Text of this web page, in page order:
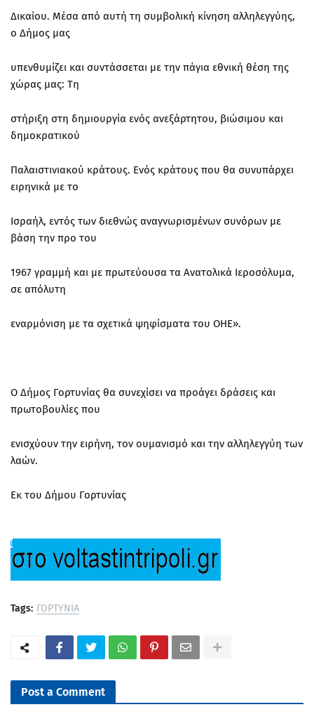
Δικαίου. Μέσα από αυτή τη συμβολική κίνηση αλληλεγγύης,
ο Δήμος μας
υπενθυμίζει και συντάσσεται με την πάγια εθνική θέση της
χώρας μας: Τη
στήριξη στη δημιουργία ενός ανεξάρτητου, βιώσιμου και
δημοκρατικού
Παλαιστινιακού κράτους. Ενός κράτους που θα συνυπάρχει
ειρηνικά με το
Ισραήλ, εντός των διεθνώς αναγνωρισμένων συνόρων με
βάση την προ του
1967 γραμμή και με πρωτεύουσα τα Ανατολικά Ιεροσόλυμα,
σε απόλυτη
εναρμόνιση με τα σχετικά ψηφίσματα του ΟΗΕ».
Ο Δήμος Γορτυνίας θα συνεχίσει να προάγει δράσεις και
πρωτοβουλίες που
ενισχύουν την ειρήνη, τον ουμανισμό και την αλληλεγγύη των
λαών.
Εκ του Δήμου Γορτυνίας
Tags: ΓΟΡΤΥΝΙΑ
Post a Comment